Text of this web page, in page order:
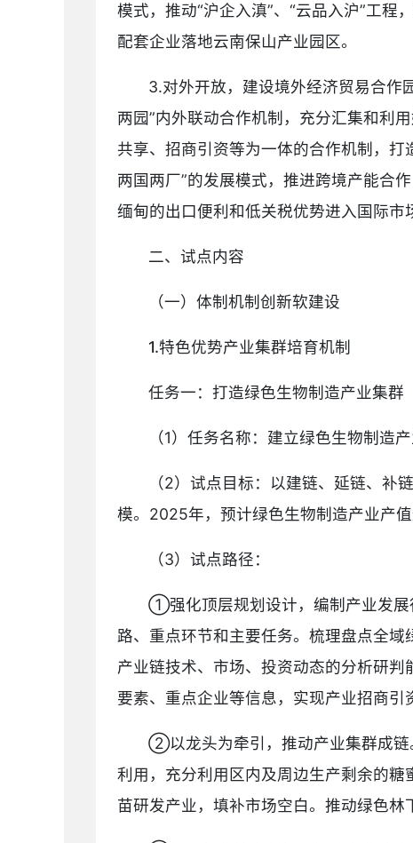
模式，推动“沪企入滇”、“云品入沪”工
配套企业落地云南保山产业园区。
3.对外开放，建设境外经济贸易合作
两园”内外联动合作机制，充分汇集和利
共享、招商引资等为一体的合作机制，
两国两厂”的发展模式，推进跨境产能合
缅甸的出口便利和低关税优势进入国际市
二、试点内容
（一）体制机制创新软建设
1.特色优势产业集群培育机制
任务一：打造绿色生物制造产业集群
（1）任务名称：建立绿色生物制造
（2）试点目标：以建链、延链、补
模。2025年，预计绿色生物制造产业产
（3）试点路径：
①强化顶层规划设计，编制产业发展
路、重点环节和主要任务。梳理盘点全
产业链技术、市场、投资动态的分析研
要素、重点企业等信息，实现产业招商引
②以龙头为牵引，推动产业集群成链
利用，充分利用区内及周边生产剩余的
苗研发产业，填补市场空白。推动绿色林